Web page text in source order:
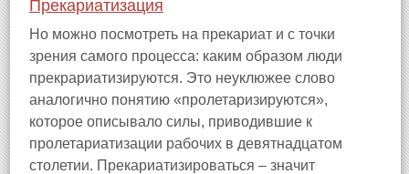
Прекариатизация
Но можно посмотреть на прекариат и с точки
зрения самого процесса: каким образом люди
прекрариатизируются. Это неуклюжее слово
аналогично понятию «пролетаризируются»,
которое описывало силы, приводившие к
пролетариатизации рабочих в девятнадцатом
столетии. Прекариатизироваться – значит